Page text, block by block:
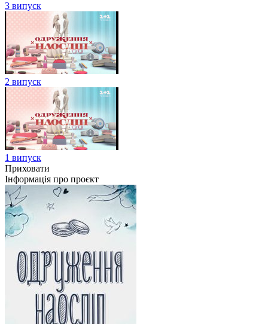
3 випуск
2 випуск
1 випуск
Приховати
Інформація про проєкт